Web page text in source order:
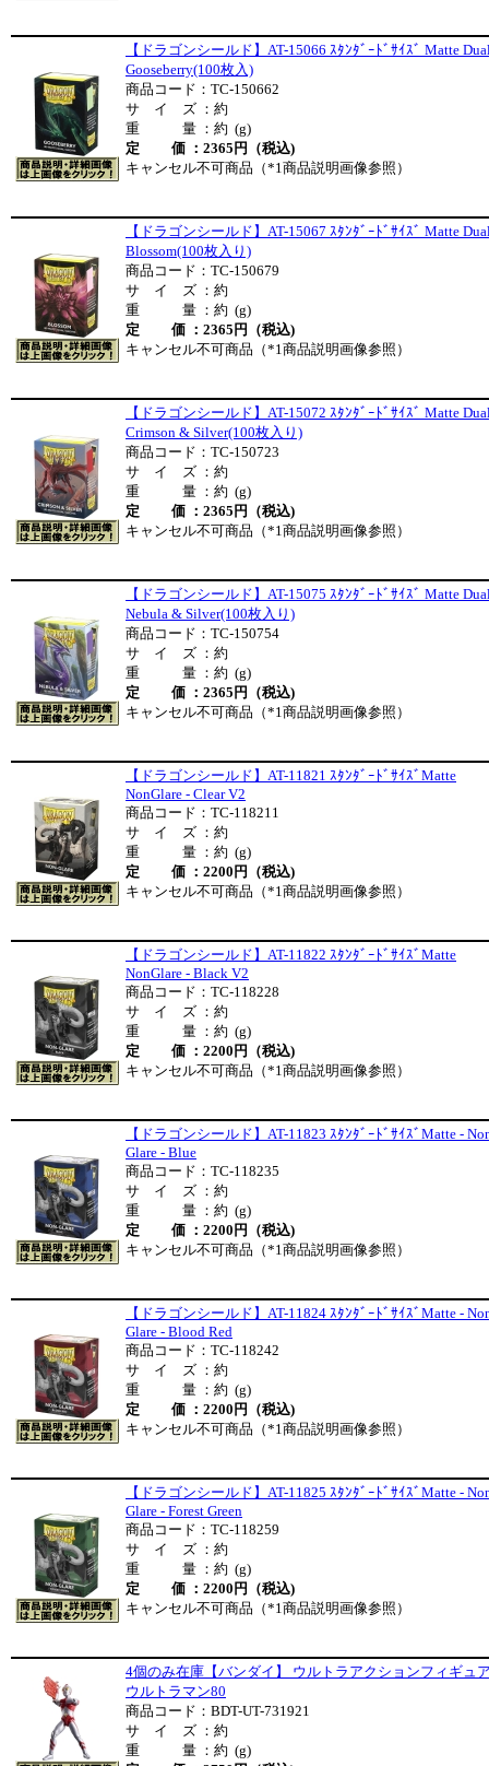
【ドラゴンシールド】AT-15066 ｽﾀﾝﾀﾞｰﾄﾞｻｲｽﾞ Matte
Gooseberry(100枚入)
商品コード：TC-150662
サ イ ズ ：約
重 量 ：約 (g)
定 価 ：2365円（税込)
キャンセル不可商品（*1商品説明画像参照）
【ドラゴンシールド】AT-15067 ｽﾀﾝﾀﾞｰﾄﾞｻｲｽﾞ Matte
Blossom(100枚入り)
商品コード：TC-150679
サ イ ズ ：約
重 量 ：約 (g)
定 価 ：2365円（税込)
キャンセル不可商品（*1商品説明画像参照）
【ドラゴンシールド】AT-15072 ｽﾀﾝﾀﾞｰﾄﾞｻｲｽﾞ Matte
Crimson & Silver(100枚入り)
商品コード：TC-150723
サ イ ズ ：約
重 量 ：約 (g)
定 価 ：2365円（税込)
キャンセル不可商品（*1商品説明画像参照）
【ドラゴンシールド】AT-15075 ｽﾀﾝﾀﾞｰﾄﾞｻｲｽﾞ Matte
Nebula & Silver(100枚入り)
商品コード：TC-150754
サ イ ズ ：約
重 量 ：約 (g)
定 価 ：2365円（税込)
キャンセル不可商品（*1商品説明画像参照）
【ドラゴンシールド】AT-11821 ｽﾀﾝﾀﾞｰﾄﾞｻｲｽﾞMatte
NonGlare - Clear V2
商品コード：TC-118211
サ イ ズ ：約
重 量 ：約 (g)
定 価 ：2200円（税込)
キャンセル不可商品（*1商品説明画像参照）
【ドラゴンシールド】AT-11822 ｽﾀﾝﾀﾞｰﾄﾞｻｲｽﾞMatte
NonGlare - Black V2
商品コード：TC-118228
サ イ ズ ：約
重 量 ：約 (g)
定 価 ：2200円（税込)
キャンセル不可商品（*1商品説明画像参照）
【ドラゴンシールド】AT-11823 ｽﾀﾝﾀﾞｰﾄﾞｻｲｽﾞMatte -
Glare - Blue
商品コード：TC-118235
サ イ ズ ：約
重 量 ：約 (g)
定 価 ：2200円（税込)
キャンセル不可商品（*1商品説明画像参照）
【ドラゴンシールド】AT-11824 ｽﾀﾝﾀﾞｰﾄﾞｻｲｽﾞMatte -
Glare - Blood Red
商品コード：TC-118242
サ イ ズ ：約
重 量 ：約 (g)
定 価 ：2200円（税込)
キャンセル不可商品（*1商品説明画像参照）
【ドラゴンシールド】AT-11825 ｽﾀﾝﾀﾞｰﾄﾞｻｲｽﾞMatte -
Glare - Forest Green
商品コード：TC-118259
サ イ ズ ：約
重 量 ：約 (g)
定 価 ：2200円（税込)
キャンセル不可商品（*1商品説明画像参照）
4個のみ在庫【バンダイ】 ウルトラアクションフィギュ
ウルトラマン80
商品コード：BDT-UT-731921
サ イ ズ ：約
重 量 ：約 (g)